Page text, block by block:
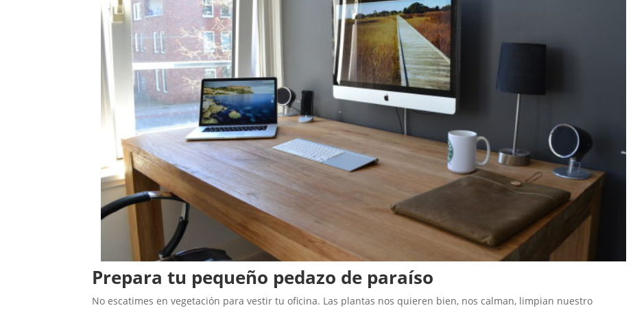
Prepara tu pequeño pedazo de paraíso
No escatimes en vegetación para vestir tu oficina. Las plantas nos quieren bien, nos calman, limpian nuestro